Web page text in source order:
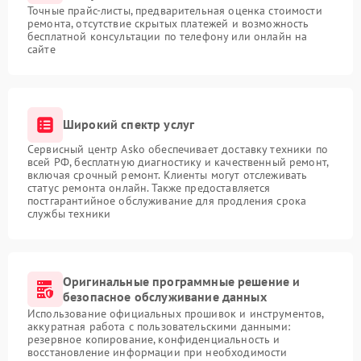
Точные прайс-листы, предварительная оценка стоимости
ремонта, отсутствие скрытых платежей и возможность
бесплатной консультации по телефону или онлайн на
сайте
Широкий спектр услуг
Сервисный центр Asko обеспечивает доставку техники по
всей РФ, бесплатную диагностику и качественный ремонт,
включая срочный ремонт. Клиенты могут отслеживать
статус ремонта онлайн. Также предоставляется
постгарантийное обслуживание для продления срока
службы техники
Оригинальные программные решение и
безопасное обслуживание данных
Использование официальных прошивок и инструментов,
аккуратная работа с пользовательскими данными:
резервное копирование, конфиденциальность и
восстановление информации при необходимости